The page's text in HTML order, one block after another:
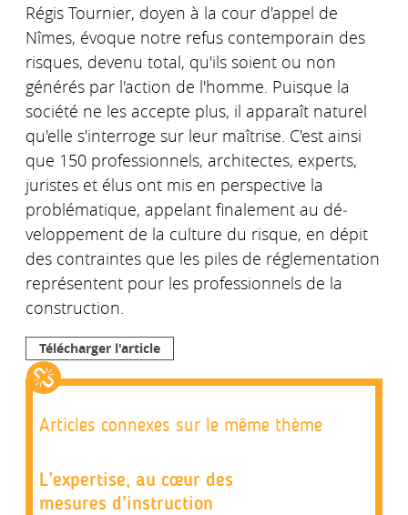
Régis Tournier, doyen à la cour d'appel de
Nîmes, évoque notre refus contemporain des
risques, devenu total, qu'ils soient ou non
générés par l'action de l'homme. Puisque la
société ne les accepte plus, il apparaît natu­rel
qu'elle s'interroge sur leur maîtrise. C'est ainsi
que 150 professionnels, architectes, ex­perts,
juristes et élus ont mis en perspective la
problématique, appelant finalement au dé­
veloppement de la culture du risque, en dépit
des contraintes que les piles de réglementa­tion
représentent pour les professionnels de la
construction.
Télécharger l'article
Articles connexes sur le même thème
L’expertise, au cœur des
mesures d’instruction